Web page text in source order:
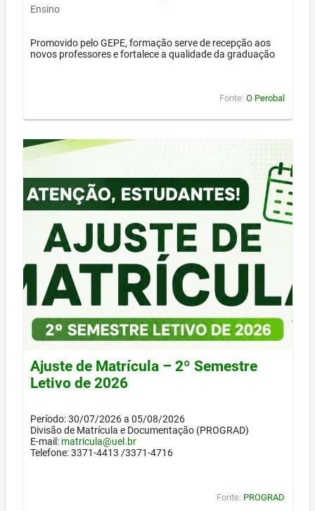
Ensino
Promovido pelo GEPE, formação serve de recepção aos
novos professores e fortalece a qualidade da graduação
Fonte: O Perobal
Ajuste de Matrícula – 2º Semestre
Letivo de 2026
Período: 30/07/2026 a 05/08/2026
Divisão de Matrícula e Documentação (PROGRAD)
E-mail: matricula@uel.br
Telefone: 3371-4413 /3371-4716
Fonte: PROGRAD